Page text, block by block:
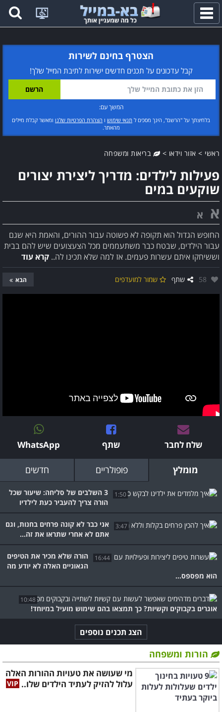
פתח
תפריט
הצטרף בחינם לשירות
קבל עדכונים על תכנים חדשים ישירות לתיבת המייל שלך!
המשך עם:
בלחיצתך על "הרשם", הינך מסכים ל תנאי שימוש ו הצהרת הפרטיות שלנו ומאשר קבלת מיילים
מהאתר.
ראשי > אזור וידאו > בריאות ומשפחה
פעילות לילדים: מדריך ליצירת יצורים
שוקעים במים
א א
החופש הגדול הוא תקופה לא פשוטה עבור ההורים, והאמת היא שגם
עבור הילדים, שבטח כבר משתעממים מכל הצעצועים שיש להם בבית
וששיחקו איתם עשרות פעמים. אז למה שלא תכינו לה.. קרא עוד
אהבו:
58 שתף שמור למועדפים הבא
שלח לחבר שתף WhatsApp
מומלץ פופולריים חדשים
1:50
3 השלבים של סליחה: שיעור שכל
הורה צריך להעביר כעת לילדיו
3:47
אני כבר לא קונה פרחים בחנות, וגם
אתם לא אחרי שתראו את זה...
16:44
הורה שלא מכיר את הטיפים
הגאוניים האלה לא יודע מה
הוא מפספס...
10:48
אוגרים בקבוקים וקשיות? כך תמצאו בהם שימוש מועיל במיוחד!
הצג תכנים נוספים
הורות ומשפחה
מי שעושה את טעויות ההורות האלה
עלול להזיק לעתיד הילדים שלו..